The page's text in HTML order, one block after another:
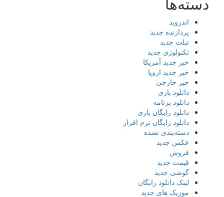
اندروید
پردازنده جدید
تبلت جدید
تکنولوژی جدید
خبر جدید آمریکا
خبر جدید اروپا
خبر خارجی
دانلود بازی
دانلود برنامه
دانلود رایگان بازی
دانلود رایگان نرم افراز
دسته‌بندی نشده
عکس جدید
فروش
قیمت جدید
گوشی جدید
لینک دانلود رایگان
موزیک های جدید